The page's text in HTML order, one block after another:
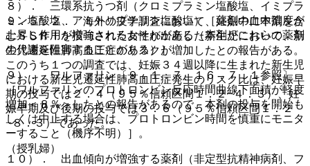
９．５．２． 海外の疫学調査において、妊娠中に本剤を含
むＳＳＲＩを投与された女性が出産した新生児において、新
生児遷延性肺高血圧症のリスクが増加したとの報告がある。
このうち１つの調査では、妊娠３４週以降に生まれた新生児
における新生児遷延性肺高血圧症発生のリスク比は、妊娠早
期の投与では２．４（９５％信頼区間１．２−４．３）、妊
娠早期及び後期の投与では３．６（９５％信頼区間１．２
−８．３）であった。
（授乳婦）
８）． 三環系抗うつ剤（クロミプラミン塩酸塩、イミプラ
ミン塩酸塩、アミトリプチリン塩酸塩）［薬剤の血中濃度が
上昇し作用が増強されるおそれがある（本剤がこれらの薬剤
の代謝を阻害することがある）］。
９）． ワルファリン〔９．１．７、１６．７．１参照〕
［ワルファリンのプロトロンビン反応時間曲線下面積が軽度
増加＜８％＞したとの報告があるので、本剤の投与を開始も
しくは中止する場合は、プロトロンビン時間を慎重にモニタ
ーすること（機序不明）］。
１０）． 出血傾向が増強する薬剤（非定型抗精神病剤、フ